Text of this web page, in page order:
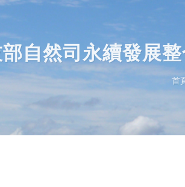
部自然司永續發展
首